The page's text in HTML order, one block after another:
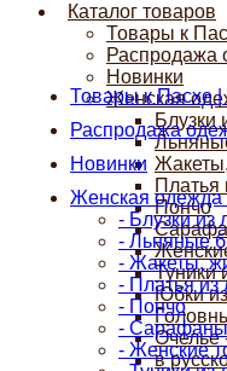
Каталог товаров
Товары к
Распродажа
Новинки
Женская
Блузки
Платья
Пончо
Туники
Юбки
Очелье
в
Товары к Пасхе
Распродажа
Новинки
Женская одежда
- Блузки из
- Льняные
- Жакеты,
- Платья из
- Пончо
-
- Женские